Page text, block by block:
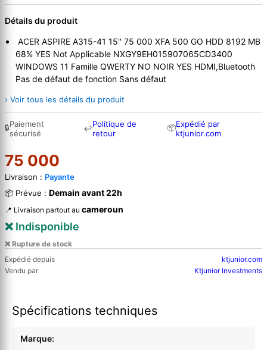
Détails du produit
ACER ASPIRE A315-41 15'' 75 000 XFA 500 GO HDD 8192 MB
68% YES Not Applicable NXGY9EH015907065CD3400
WINDOWS 11 Famille QWERTY NO NOIR YES HDMI,Bluetooth
Pas de défaut de fonction Sans défaut
› Voir tous les détails du produit
🔒Paiement
sécurisé
↩Politique de
retour
📦Expédié par
ktjunior.com
75 000
Livraison : Payante
📦 Prévue : Demain avant 22h
📍 Livraison partout au cameroun
❌ Indisponible
❌ Rupture de stock
Expédié depuis
ktjunior.com
Vendu par
Ktjunior Investments
Spécifications techniques
Marque: